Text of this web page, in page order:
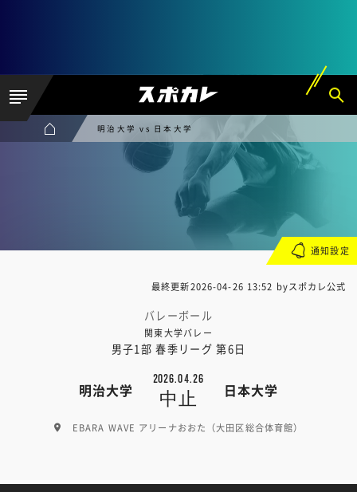
明治大学 vs 日本大学
最終更新2026-04-26 13:52 byスポカレ公式
バレーボール
関東大学バレー
男子1部 春季リーグ 第6日
明治大学
2026.04.26
中止 日本大学
EBARA WAVE アリーナおおた（大田区総合体育館）
通知設定